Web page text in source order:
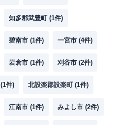
知多郡武豊町 (1件)
碧南市 (1件) 一宮市 (4件)
岩倉市 (1件) 刈谷市 (2件)
(1件) 北設楽郡設楽町 (1件)
江南市 (1件) みよし市 (2件)